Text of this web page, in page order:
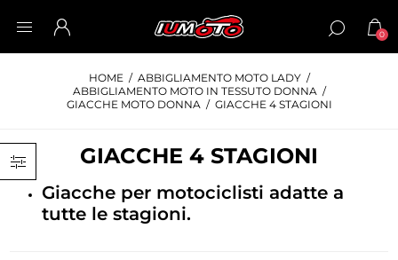
0
HOME / ABBIGLIAMENTO MOTO LADY /
ABBIGLIAMENTO MOTO IN TESSUTO DONNA /
GIACCHE MOTO DONNA / GIACCHE 4 STAGIONI
GIACCHE 4 STAGIONI
Giacche per motociclisti adatte a
tutte le stagioni.